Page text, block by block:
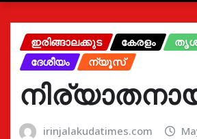
ഇരിങ്ങാലക്കുട കേരളം
ദേശീയം
ന്യൂസ്
irinjalakudatimes.com